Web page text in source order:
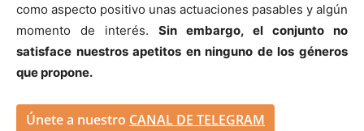
como aspecto positivo unas actuaciones pasables y algún
momento de interés. Sin embargo, el conjunto no
satisface nuestros apetitos en ninguno de los géneros
que propone.
Únete a nuestro CANAL DE TELEGRAM